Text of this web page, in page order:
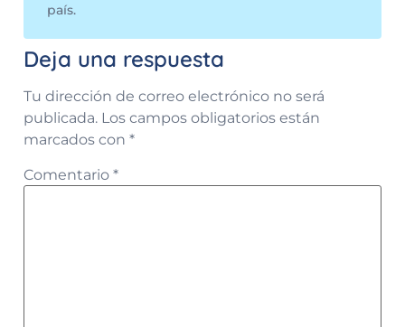
país.
Deja una respuesta
Tu dirección de correo electrónico no será
publicada. Los campos obligatorios están
marcados con *
Comentario *